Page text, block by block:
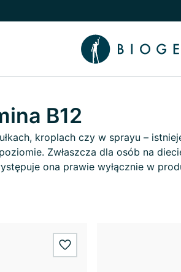
B12
kroplach czy w sprayu –
Zwłaszcza dla osób na
ona prawie wyłącznie w
wishlist.add